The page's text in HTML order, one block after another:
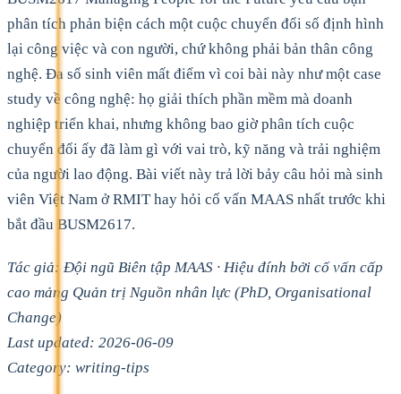
phân tích phản biện cách một cuộc chuyển đổi số định hình
lại công việc và con người, chứ không phải bản thân công
nghệ. Đa số sinh viên mất điểm vì coi bài này như một case
study về công nghệ: họ giải thích phần mềm mà doanh
nghiệp triển khai, nhưng không bao giờ phân tích cuộc
chuyển đổi ấy đã làm gì với vai trò, kỹ năng và trải nghiệm
của người lao động. Bài viết này trả lời bảy câu hỏi mà sinh
viên Việt Nam ở RMIT hay hỏi cố vấn MAAS nhất trước khi
bắt đầu BUSM2617.
Tác giả: Đội ngũ Biên tập MAAS · Hiệu đính bởi cố vấn cấp
cao mảng Quản trị Nguồn nhân lực (PhD, Organisational
Change)
Last updated: 2026-06-09
Category: writing-tips